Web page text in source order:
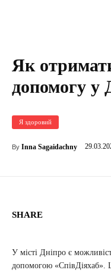
Як
допомогу у
Я здоровий
By Inna Sagaidachny
SHARE
У місті Дніпро є
допомогою «СпівДіяхаб».